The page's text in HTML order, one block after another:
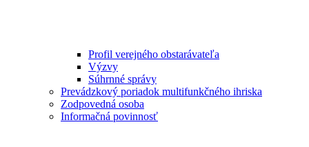
Profil verejného obstarávateľa
Výzvy
Súhrnné správy
Prevádzkový poriadok multifunkčného ihriska
Zodpovedná osoba
Informačná povinnosť